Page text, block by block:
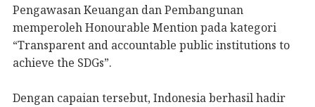
Pengawasan Keuangan dan Pembangunan
memperoleh Honourable Mention pada kategori
“Transparent and accountable public institutions to
achieve the SDGs”.
Dengan capaian tersebut, Indonesia berhasil hadir